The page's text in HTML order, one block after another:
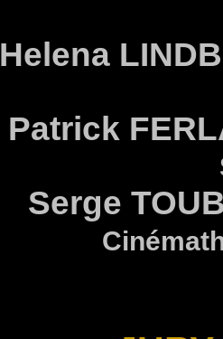
Helena
Patrick
Serge